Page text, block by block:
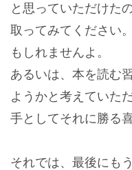
と思っていただけた
取ってみてください
もしれませんよ。
あるいは、本を読む
ようかと考えていた
手としてそれに勝る
それでは、最後にも